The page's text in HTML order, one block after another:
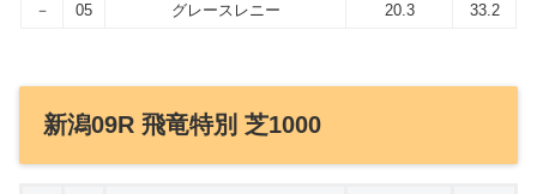
－
05 グレースレニー 20.3 33.2
新潟09R 飛竜特別 芝1000